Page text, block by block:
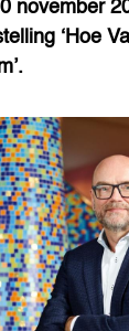
november
‘Hoe